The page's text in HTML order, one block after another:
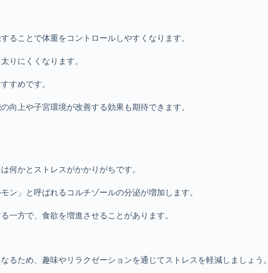
ることで体重をコントロールしやすくなります。
りにくくなります。
すめです。
向上や子宮環境が改善する効果も期待できます。
何かとストレスがかかりがちです。
ン」と呼ばれるコルチゾールの分泌が増加します。
一方で、食欲を増進させることがあります。
るため、趣味やリラクゼーションを通じてストレスを軽減しましょう。